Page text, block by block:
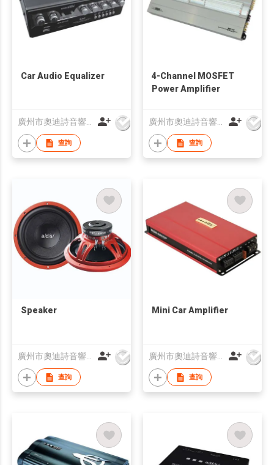
Car Audio Equalizer
查詢
4-Channel MOSFET
Power Amplifier
查詢
Speaker
廣州市奧迪詩音響科技有限公司
查詢
Mini Car Amplifier
廣州市奧迪詩音響科技有限公司
查詢